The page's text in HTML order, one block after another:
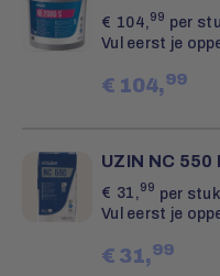
€ 104, 99 per
Vul eerst je
€ 104,99
UZIN NC
€ 31,99 per
Vul eerst je
€ 31,99